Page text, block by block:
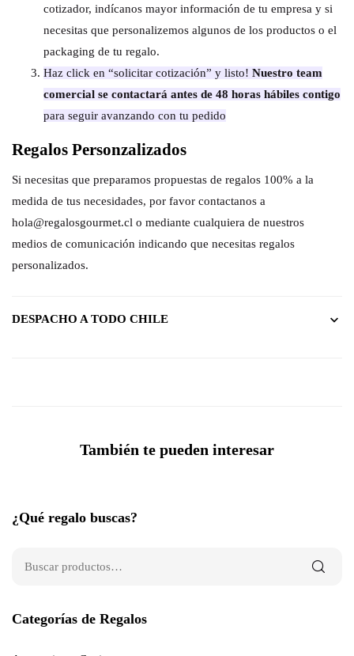
cotizador, indícanos mayor información de tu empresa y si
necesitas que personalizemos algunos de los productos o el
packaging de tu regalo.
Haz click en “solicitar cotización” y listo! Nuestro team
comercial se contactará antes de 48 horas hábiles contigo
para seguir avanzando con tu pedido
Regalos Personzalizados
Si necesitas que preparamos propuestas de regalos 100% a la
medida de tus necesidades, por favor contactanos a
hola@regalosgourmet.cl o mediante cualquiera de nuestros
medios de comunicación indicando que necesitas regalos
personalizados.
DESPACHO A TODO CHILE
También te pueden interesar
¿Qué regalo buscas?
Categorías de Regalos